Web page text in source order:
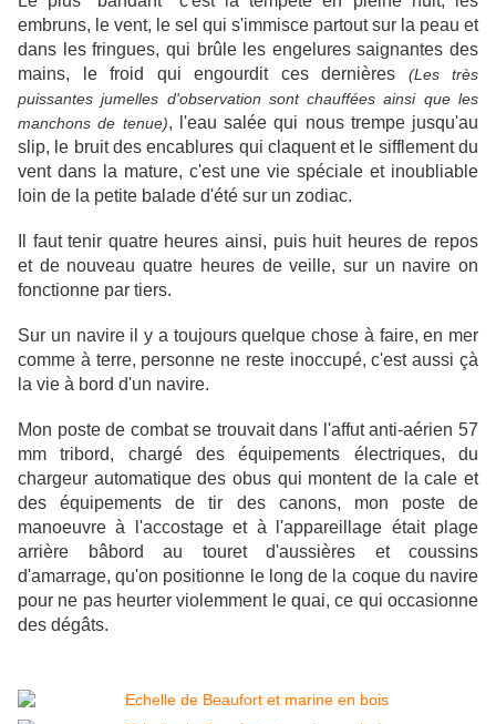
embruns, le vent, le sel qui s'immisce partout sur la peau et
dans les fringues, qui brûle les engelures saignantes des
mains, le froid qui engourdit ces dernières (Les très
puissantes jumelles d'observation sont chauffées ainsi que les
manchons de tenue), l'eau salée qui nous trempe jusqu'au
slip, le bruit des encablures qui claquent et le sifflement du
vent dans la mature, c'est une vie spéciale et inoubliable
loin de la petite balade d'été sur un zodiac.
Il faut tenir quatre heures ainsi, puis huit heures de repos
et de nouveau quatre heures de veille, sur un navire on
fonctionne par tiers.
Sur un navire il y a toujours quelque chose à faire, en mer
comme à terre, personne ne reste inoccupé, c'est aussi çà
la vie à bord d'un navire.
Mon poste de combat se trouvait dans l'affut anti-aérien 57
mm tribord, chargé des équipements électriques, du
chargeur automatique des obus qui montent de la cale et
des équipements de tir des canons, mon poste de
manoeuvre à l'accostage et à l'appareillage était plage
arrière bâbord au touret d'aussières et coussins
d'amarrage, qu'on positionne le long de la coque du navire
pour ne pas heurter violemment le quai, ce qui occasionne
des dégâts.